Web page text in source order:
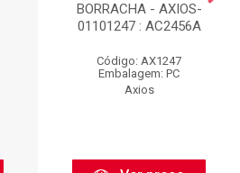
BORRACHA - AXIOS-
01101247 : AC2456A
Código: AX1247
Embalagem: PC
Axios